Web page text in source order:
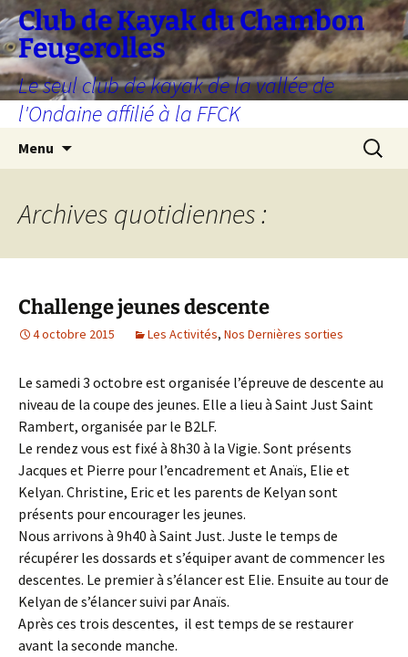
Aller
au
contenu
Club de Kayak du Chambon
Feugerolles
Le seul club de kayak de la vallée de
l'Ondaine affilié à la FFCK
Menu
Archives quotidiennes :
Challenge jeunes descente
4 octobre 2015 Les Activités, Nos Dernières sorties
Le samedi 3 octobre est organisée l’épreuve de descente au
niveau de la coupe des jeunes. Elle a lieu à Saint Just Saint
Rambert, organisée par le B2LF.
Le rendez vous est fixé à 8h30 à la Vigie. Sont présents
Jacques et Pierre pour l’encadrement et Anaïs, Elie et
Kelyan. Christine, Eric et les parents de Kelyan sont
présents pour encourager les jeunes.
Nous arrivons à 9h40 à Saint Just. Juste le temps de
récupérer les dossards et s’équiper avant de commencer les
descentes. Le premier à s’élancer est Elie. Ensuite au tour de
Kelyan de s’élancer suivi par Anaïs.
Après ces trois descentes, il est temps de se restaurer
avant la seconde manche.